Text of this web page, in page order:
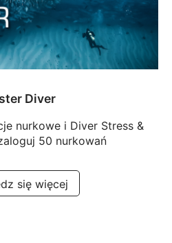
Diver
nurkowe i Diver Stress &
50 nurkowań
się więcej